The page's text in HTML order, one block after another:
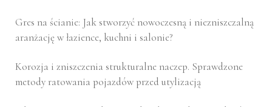
Gres na ścianie: Jak stworzyć nowoczesną i niezniszczalną
aranżację w łazience, kuchni i salonie?
Korozja i zniszczenia strukturalne naczep. Sprawdzone
metody ratowania pojazdów przed utylizacją